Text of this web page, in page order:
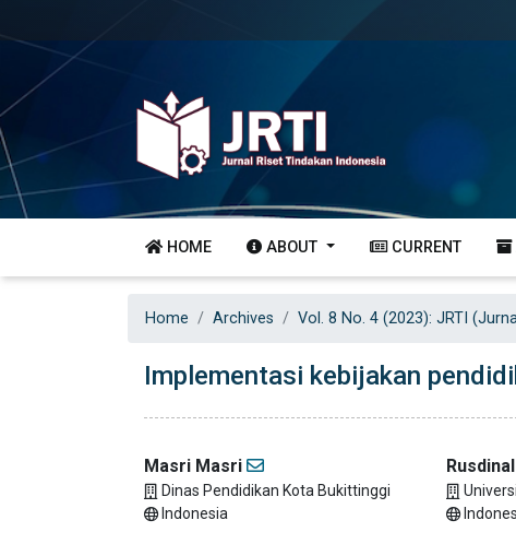
HOME ABOUT CURRENT
Home Archives Vol. 8 No. 4 (2023): JRTI
Implementasi kebijakan
Masri Masri
Dinas Pendidikan Kota Bukittinggi
Indonesia